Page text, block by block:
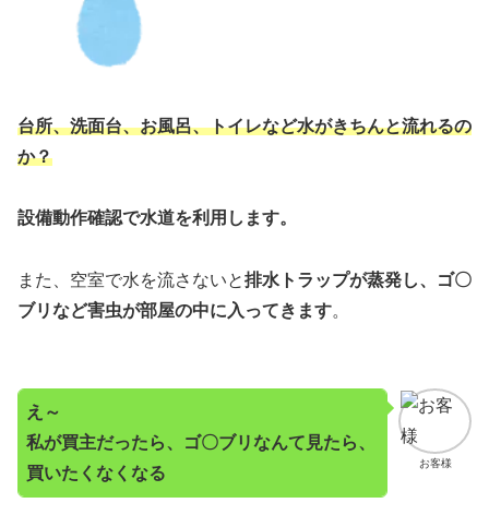
台所、洗面台、お風呂、トイレなど水がきちんと流れるの
か？
設備動作確認で水道を利用します。
また、空室で水を流さないと排水トラップが蒸発し、
ゴ〇
ブリなど害虫が部屋の中に入ってきます。
お客様
え～
私が買主だったら、ゴ〇ブリなんて見たら、
買いたくなくなる